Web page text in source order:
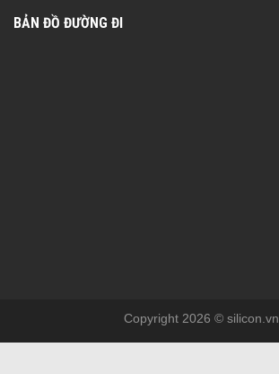
BẢN ĐỒ ĐƯỜNG ĐI
Copyright 2026 © silicon.vn